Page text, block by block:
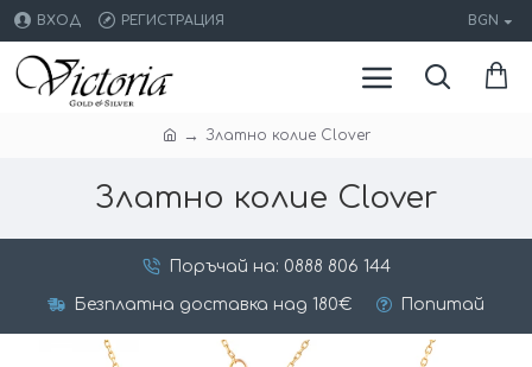
ВХОД РЕГИСТРАЦИЯ BGN
Златно колие Clover
Златно колие Clover
Поръчай на: 0888 806 144
Безплатна доставка над 180€ Попитай